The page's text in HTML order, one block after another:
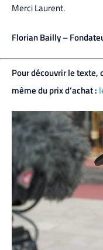
Merci Laurent.
Florian Bailly –
Pour découvrir le texte,
même du prix d’achat :